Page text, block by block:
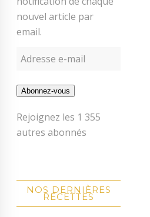
nouvel article par
email.
Abonnez-vous
Rejoignez les 1 355
autres abonnés
NOS DERNIÈRES
RECETTES